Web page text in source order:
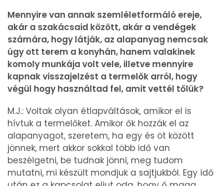
Mennyire van annak szemléletformáló ereje,
akár a szakácsaid között, akár a vendégek
számára, hogy látják, az alapanyag nemcsak
úgy ott terem a konyhán, hanem valakinek
komoly munkája volt vele, illetve mennyire
kapnak visszajelzést a termelők arról, hogy
végül hogy használtad fel, amit vettél tőlük?
M.J.: Voltak olyan étlapváltások, amikor el is
hívtuk a termelőket. Amikor ők hozzák el az
alapanyagot, szeretem, ha egy és öt között
jönnek, mert akkor sokkal több idő van
beszélgetni, be tudnak jönni, meg tudom
mutatni, mi készült mondjuk a sajtjukból. Egy idő